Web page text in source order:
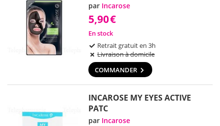
par Incarose
5,90€
En stock
Retrait gratuit en 3h
Livraison à domicile
COMMANDER
INCAROSE MY EYES ACTIVE
PATC
par Incarose